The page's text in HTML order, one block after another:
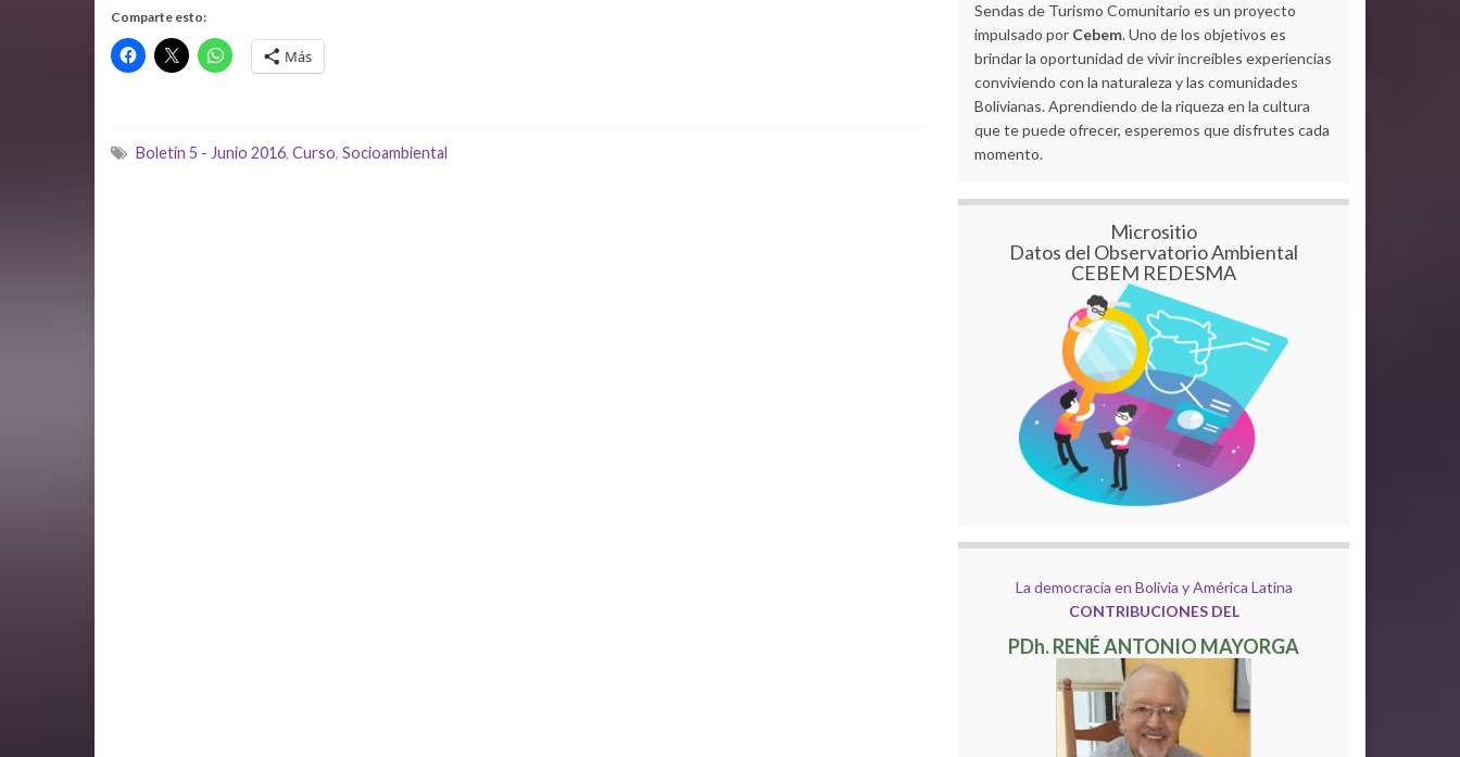
Comparte esto:
Más
Boletín 5 - Junio 2016, Curso, Socioambiental
Sendas de Turismo Comunitario es un proyecto
impulsado por Cebem. Uno de los objetivos es
brindar la oportunidad de vivir increíbles experiencias
conviviendo con la naturaleza y las comunidades
Bolivianas. Aprendiendo de la riqueza en la cultura
que te puede ofrecer, esperemos que disfrutes cada
momento.
Micrositio
Datos del Observatorio Ambiental
CEBEM REDESMA
La democracia en Bolivia y América Latina
CONTRIBUCIONES DEL
PDh. RENÉ ANTONIO MAYORGA